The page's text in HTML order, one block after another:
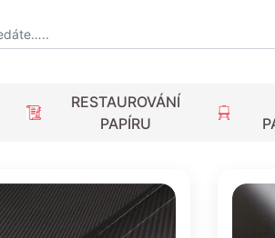
RESTAUROVÁNÍ
PAPÍRU